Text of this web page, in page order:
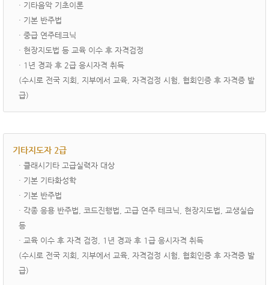
· 기타음악 기초이론
· 기본 반주법
· 중급 연주테크닉
· 현장지도법 등 교육 이수 후 자격검정
· 1년 경과 후 2급 응시자격 취득
(수시로 전국 지회, 지부에서 교육, 자격검정 시험, 협회인증 후 자격증 발
급)
기타지도자 2급
· ­클래시기타 고급실력자 대상
· 기본 기타화성학
· 기본 반주법
· 각종 응용 반주법, 코드진행법, 고급 연주 테크닉, 현장지도법, 교생실습
등
· 교육 이수 후 자격 검정, 1년 경과 후 1급 응시자격 취득
(수시로 전국 지회, 지부에서 교육, 자격검정 시험, 협회인증 후 자격증 발
급)